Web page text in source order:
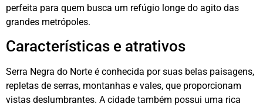
perfeita para quem busca um refúgio longe do agito das
grandes metrópoles.
Características e atrativos
Serra Negra do Norte é conhecida por suas belas paisagens,
repletas de serras, montanhas e vales, que proporcionam
vistas deslumbrantes. A cidade também possui uma rica